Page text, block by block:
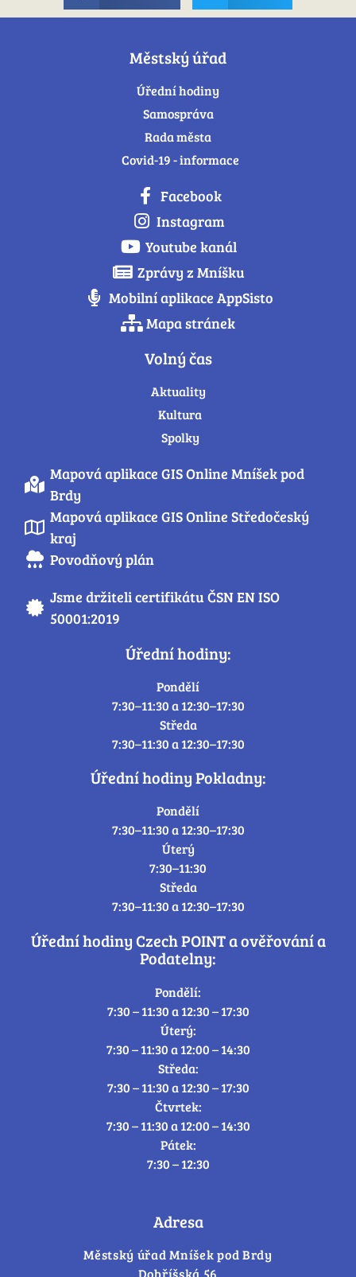
Městský úřad
Úřední hodiny
Samospráva
Rada města
Covid-19 - informace
Facebook
Instagram
Youtube kanál
Zprávy z Mníšku
Mobilní aplikace AppSisto
Mapa stránek
Volný čas
Aktuality
Kultura
Spolky
Mapová aplikace GIS Online Mníšek pod
Brdy
Mapová aplikace GIS Online Středočeský
kraj
Povodňový plán
Jsme držiteli certifikátu ČSN EN ISO
50001:2019
Úřední hodiny:
Pondělí
7:30–11:30 a 12:30–17:30
Středa
7:30–11:30 a 12:30–17:30
Úřední hodiny Pokladny:
Pondělí
7:30–11:30 a 12:30–17:30
Úterý
7:30–11:30
Středa
7:30–11:30 a 12:30–17:30
Úřední hodiny Czech POINT a ověřování a
Podatelny:
Pondělí:
7:30 – 11:30 a 12:30 – 17:30
Úterý:
7:30 – 11:30 a 12:00 – 14:30
Středa:
7:30 – 11:30 a 12:30 – 17:30
Čtvrtek:
7:30 – 11:30 a 12:00 – 14:30
Pátek:
7:30 – 12:30
Adresa
Městský úřad Mníšek pod Brdy
Dobříšská 56